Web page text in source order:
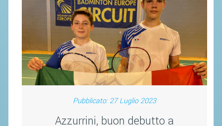
Pubblicato: 27 Luglio 2023
Azzurrini, buon debutto a
CENTRI TECNICI TERRITORIALI
COMMISSIONE ATLETI
TESSERAMENTO
AFFILIAZIONE E TESSERAMENTO
QUOTE E TASSE
CONVENZIONI